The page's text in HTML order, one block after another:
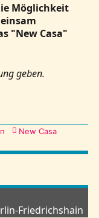
Möglichkeit
"New Casa"
geben.
New Casa
Friedrichshain